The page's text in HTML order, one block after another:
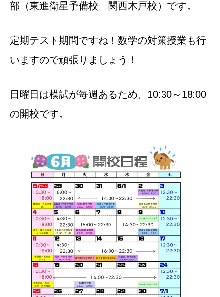
部（東進衛星予備校 関西木戸校）です。
定期テスト期間ですね！数学の対策授業も行
いますので頑張りましょう！
日曜日は模試が毎週あるため、10:30～18:00
の開校です。